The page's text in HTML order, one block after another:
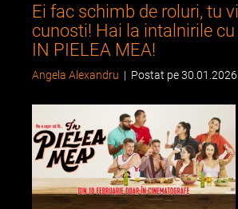
Ei fac schimb de roluri, tu
cunosti! Hai la intalnirile
IN PIELEA MEA!
Angela Alexandru | Postat pe 30.01.2026